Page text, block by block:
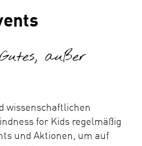
außer
wissenschaftlichen
for Kids regelmäßig
und Aktionen, um auf